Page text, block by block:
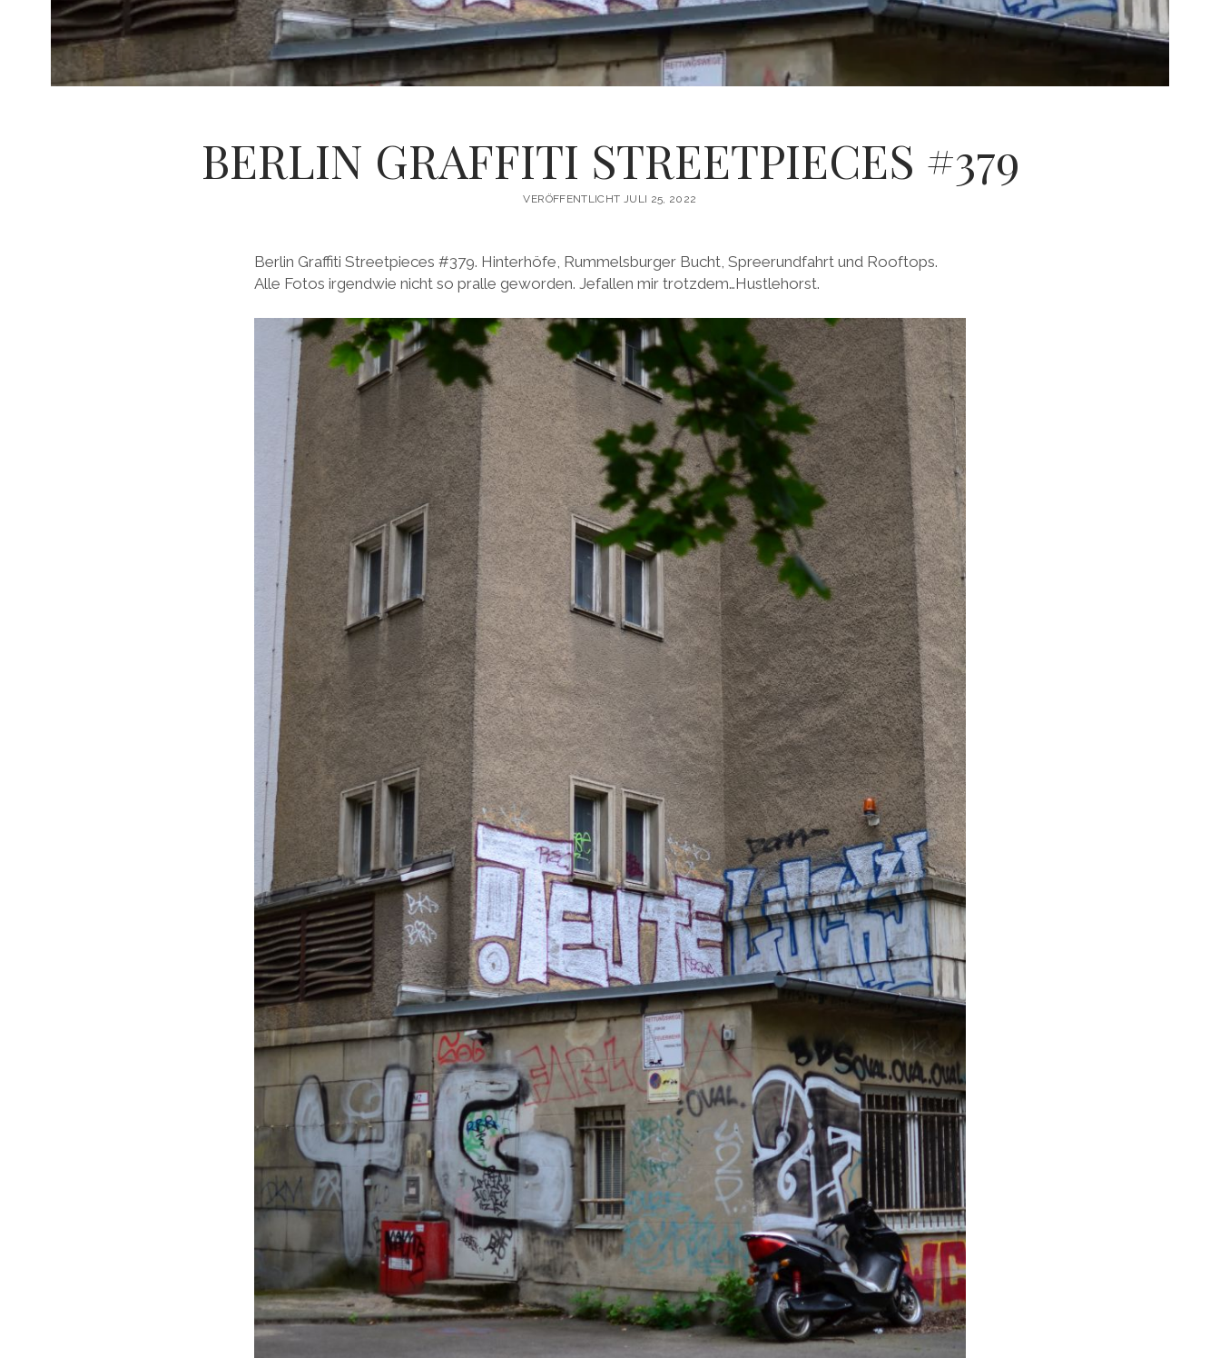
BERLIN GRAFFITI STREETPIECES #379
VERÖFFENTLICHT JULI 25, 2022
Berlin Graffiti Streetpieces #379. Hinterhöfe, Rummelsburger Bucht, Spreerundfahrt und Rooftops.
Alle Fotos irgendwie nicht so pralle geworden. Jefallen mir trotzdem…Hustlehorst.